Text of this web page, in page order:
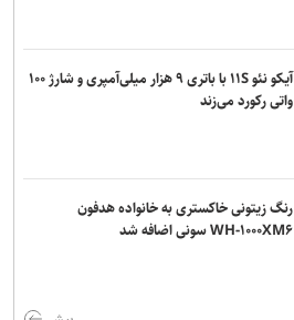
آیکو نئو ۱۱S با باتری ۹ هزار میلی‌آمپری و شارژ ۱۰۰
واتی رکورد می‌زند
رنگ زیتونی خاکستری به خانواده هدفون
WH-۱۰۰۰XM۶ سونی اضافه شد